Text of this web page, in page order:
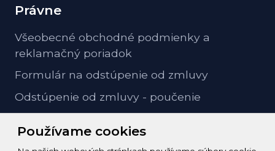
Používame cookies
Právne
Všeobecné obchodné podmienky a
reklamačný poriadok
Formulár na odstúpenie od zmluvy
Odstúpenie od zmluvy - poučenie